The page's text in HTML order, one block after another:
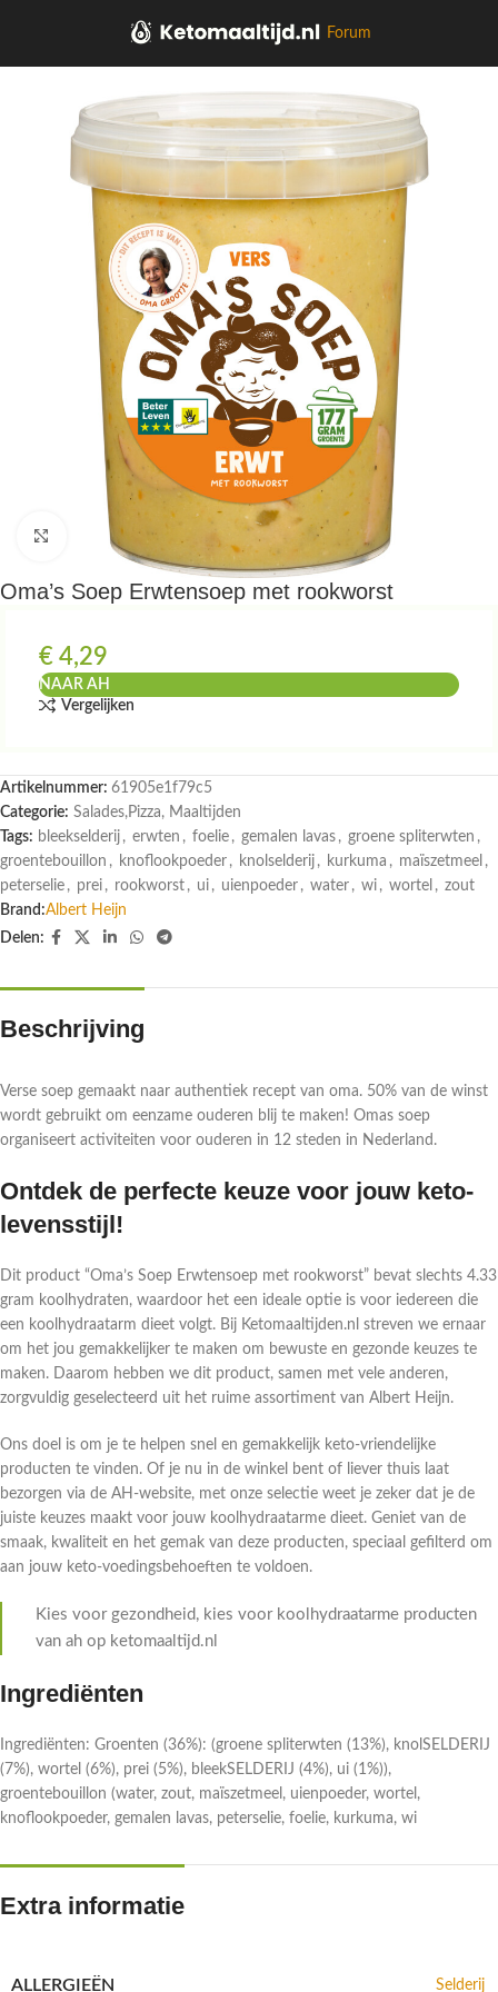
Forum
Klik om te vergroten
Oma’s Soep Erwtensoep met rookworst
€ 4,29
NAAR AH
Vergelijken
Artikelnummer: 61905e1f79c5
Categorie: Salades,Pizza, Maaltijden
Tags: bleekselderij , erwten , foelie , gemalen lavas , groene spliterwten ,
groentebouillon , knoflookpoeder , knolselderij , kurkuma , maïszetmeel ,
peterselie , prei , rookworst , ui , uienpoeder , water , wi , wortel , zout
Brand:Albert Heijn
Delen:
Beschrijving
Verse soep gemaakt naar authentiek recept van oma. 50% van de winst
wordt gebruikt om eenzame ouderen blij te maken! Omas soep
organiseert activiteiten voor ouderen in 12 steden in Nederland.
Ontdek de perfecte keuze voor jouw keto-
levensstijl!
Dit product “Oma’s Soep Erwtensoep met rookworst” bevat slechts 4.33
gram koolhydraten, waardoor het een ideale optie is voor iedereen die
een koolhydraatarm dieet volgt. Bij Ketomaaltijden.nl streven we ernaar
om het jou gemakkelijker te maken om bewuste en gezonde keuzes te
maken. Daarom hebben we dit product, samen met vele anderen,
zorgvuldig geselecteerd uit het ruime assortiment van Albert Heijn.
Ons doel is om je te helpen snel en gemakkelijk keto-vriendelijke
producten te vinden. Of je nu in de winkel bent of liever thuis laat
bezorgen via de AH-website, met onze selectie weet je zeker dat je de
juiste keuzes maakt voor jouw koolhydraatarme dieet. Geniet van de
smaak, kwaliteit en het gemak van deze producten, speciaal gefilterd om
aan jouw keto-voedingsbehoeften te voldoen.
Kies voor gezondheid, kies voor koolhydraatarme producten
van ah op ketomaaltijd.nl
Ingrediënten
Ingrediënten: Groenten (36%): (groene spliterwten (13%), knolSELDERIJ
(7%), wortel (6%), prei (5%), bleekSELDERIJ (4%), ui (1%)),
groentebouillon (water, zout, maïszetmeel, uienpoeder, wortel,
knoflookpoeder, gemalen lavas, peterselie, foelie, kurkuma, wi
Extra informatie
ALLERGIEËN Selderij